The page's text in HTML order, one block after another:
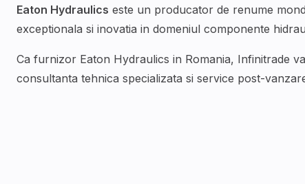
Eaton Hydraulics este un producator de renume
exceptionala si inovatia in domeniul componente
Ca furnizor Eaton Hydraulics in Romania, Infinitrade
consultanta tehnica specializata si service post-